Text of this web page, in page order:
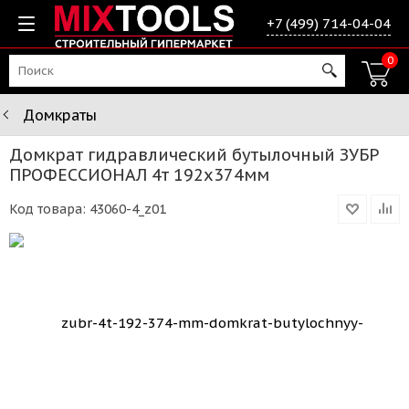
+7 (499) 714-04-04
0
Домкраты
Домкрат гидравлический бутылочный ЗУБР
ПРОФЕССИОНАЛ 4т 192x374мм
Код товара: 43060-4_z01